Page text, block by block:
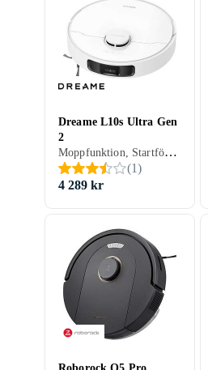
Dreame L10s Ultra Gen
2
Moppfunktion, Startfördröjning, Timer, Röststyrning, Schemaläggning, Fjärrkontroll, Trappsensor, Automatisk dockning, Virtuella väggar, Anpassad för husdjur, Display, Appstyrning, Stöder kantrengöring, Allergivänlig, Brusreducering / Tyst läge, Automatisk mopptorkning, Dockningsstation, 260 min, Hårda golv, Mattor, Linoleum, Laminat, Parkett, Trä, 67 dB, Självtömmande
(1)
4 289 kr